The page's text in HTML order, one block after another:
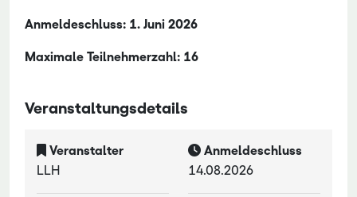
Anmeldeschluss: 1. Juni 2026
Maximale Teilnehmerzahl: 16
Veranstaltungsdetails
Veranstalter
LLH
Anmeldeschluss
14.08.2026